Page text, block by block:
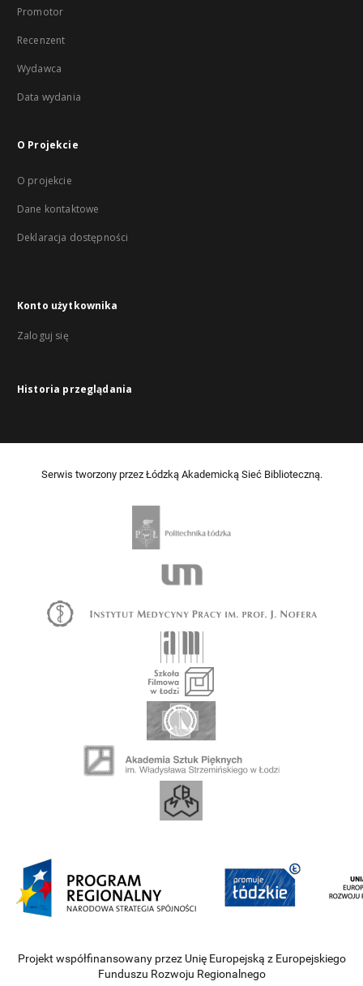
Promotor
Recenzent
Wydawca
Data wydania
O Projekcie
O projekcie
Dane kontaktowe
Deklaracja dostępności
Konto użytkownika
Zaloguj się
Historia przeglądania
Serwis tworzony przez Łódzką Akademicką Sieć Biblioteczną.
Projekt współfinansowany przez Unię Europejską z Europejskiego
Funduszu Rozwoju Regionalnego